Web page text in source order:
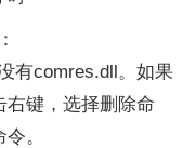
有comres.dll。如果
右键，选择删除命
。